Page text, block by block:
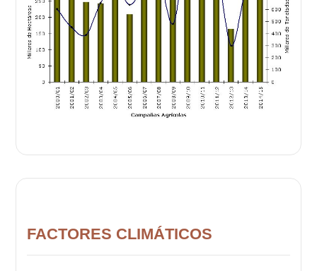
FACTORES CLIMÁTICOS